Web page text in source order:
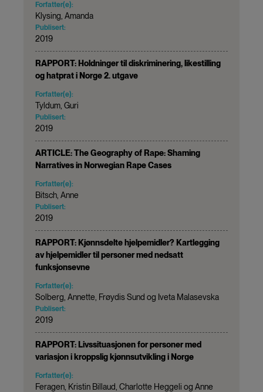
Forfatter(e):
Klysing, Amanda
Publisert:
2019
RAPPORT: Holdninger til diskriminering, likestilling
og hatprat i Norge 2. utgave
Forfatter(e):
Tyldum, Guri
Publisert:
2019
ARTICLE: The Geography of Rape: Shaming
Narratives in Norwegian Rape Cases
Forfatter(e):
Bitsch, Anne
Publisert:
2019
RAPPORT: Kjønnsdelte hjelpemidler? Kartlegging
av hjelpemidler til personer med nedsatt
funksjonsevne
Forfatter(e):
Solberg, Annette, Frøydis Sund og Iveta Malasevska
Publisert:
2019
RAPPORT: Livssituasjonen for personer med
variasjon i kroppslig kjønnsutvikling i Norge
Forfatter(e):
Feragen, Kristin Billaud, Charlotte Heggeli og Anne